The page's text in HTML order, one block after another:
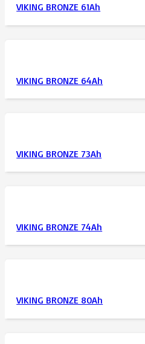
VIKING BRONZE 61Ah
VIKING BRONZE 64Ah
VIKING BRONZE 73Ah
VIKING BRONZE 74Ah
VIKING BRONZE 80Ah